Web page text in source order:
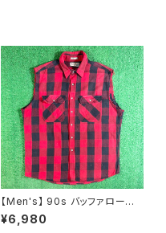
【Men's】 90s バッファローチェ
ック カットオフ フランネル ノー
スリーブシャツ / アメリカ製 US
¥6,980